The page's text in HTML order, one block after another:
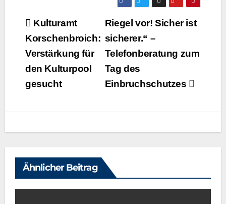
Beitragsnavigation
Riegel vor! Sicher ist
sicherer.“ –
Telefonberatung zum
Tag des
Einbruchschutzes
Kulturamt
Korschenbroich:
Verstärkung für
den Kulturpool
gesucht
Ähnlicher Beitrag